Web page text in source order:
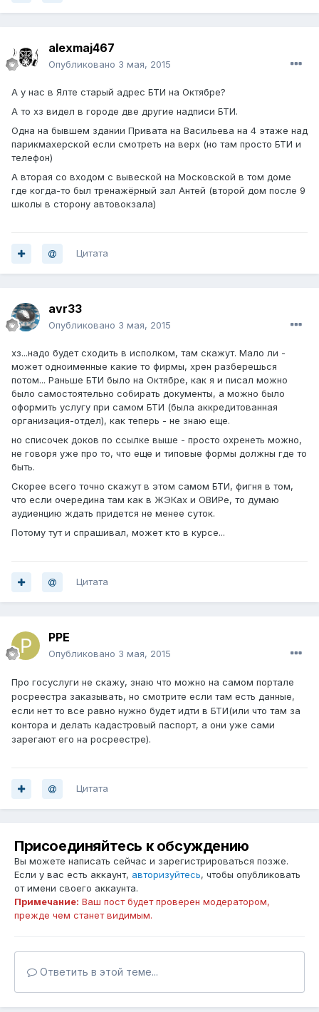
alexmaj467
Опубликовано 3 мая, 2015
А у нас в Ялте старый адрес БТИ на Октябре?
А то хз видел в городе две другие надписи БТИ.
Одна на бывшем здании Привата на Васильева на 4 этаже над
парикмахерской если смотреть на верх (но там просто БТИ и
телефон)
А вторая со входом с вывеской на Московской в том доме
где когда-то был тренажёрный зал Антей (второй дом после 9
школы в сторону автовокзала)
Цитата
avr33
Опубликовано 3 мая, 2015
хз...надо будет сходить в исполком, там скажут. Мало ли -
может одноименные какие то фирмы, хрен разберешься
потом... Раньше БТИ было на Октябре, как я и писал можно
было самостоятельно собирать документы, а можно было
оформить услугу при самом БТИ (была аккредитованная
организация-отдел), как теперь - не знаю еще.
но списочек доков по ссылке выше - просто охренеть можно,
не говоря уже про то, что еще и типовые формы должны где то
быть.
Скорее всего точно скажут в этом самом БТИ, фигня в том,
что если очередина там как в ЖЭКах и ОВИРе, то думаю
аудиенцию ждать придется не менее суток.
Потому тут и спрашивал, может кто в курсе...
Цитата
PPE
Опубликовано 3 мая, 2015
Про госуслуги не скажу, знаю что можно на самом портале
росреестра заказывать, но смотрите если там есть данные,
если нет то все равно нужно будет идти в БТИ(или что там за
контора и делать кадастровый паспорт, а они уже сами
зарегают его на росреестре).
Цитата
Присоединяйтесь к обсуждению
Вы можете написать сейчас и зарегистрироваться позже.
Если у вас есть аккаунт, авторизуйтесь, чтобы опубликовать
от имени своего аккаунта.
Примечание: Ваш пост будет проверен модератором,
прежде чем станет видимым.
Ответить в этой теме...